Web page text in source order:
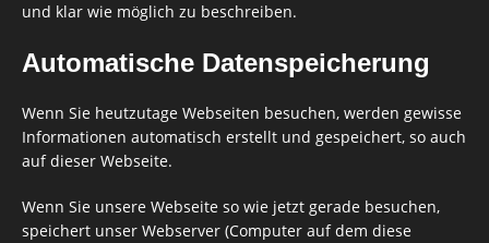
und klar wie möglich zu beschreiben.
Automatische Datenspeicherung
Wenn Sie heutzutage Webseiten besuchen, werden gewisse
Informationen automatisch erstellt und gespeichert, so auch
auf dieser Webseite.
Wenn Sie unsere Webseite so wie jetzt gerade besuchen,
speichert unser Webserver (Computer auf dem diese